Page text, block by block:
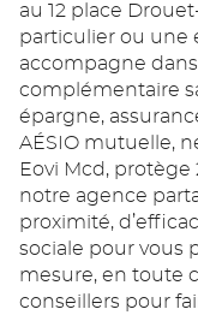
au 12 place
particulier ou une
accompagne
complémentaire
épargne,
AÉSIO mutuelle,
Eovi Mcd, protège
notre agence
proximité,
sociale pour vous
mesure, en toute
conseillers pour